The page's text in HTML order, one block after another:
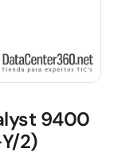
9400
2)